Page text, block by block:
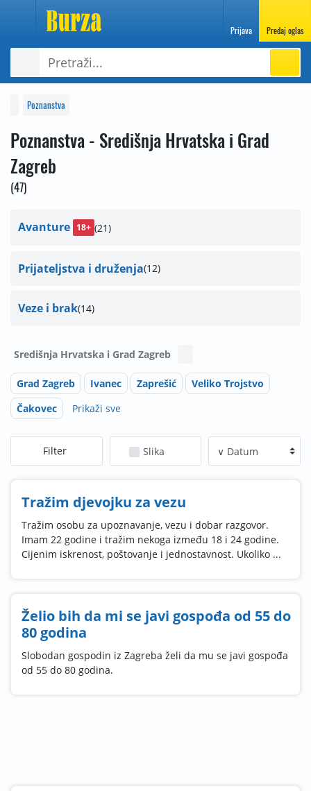
Prijava Predaj oglas
Poznanstva
Poznanstva - Središnja Hrvatska i Grad
Zagreb
47
Avanture 18+ 21
Prijateljstva i druženja 12
Veze i brak 14
Središnja Hrvatska i Grad Zagreb
Grad Zagreb Ivanec Zaprešić
Veliko Trojstvo
Čakovec
Prikaži sve
Filter Slika
Tražim djevojku za vezu
Tražim osobu za upoznavanje, vezu i dobar razgovor.
Imam 22 godine i tražim nekoga između 18 i 24 godine.
Cijenim iskrenost, poštovanje i jednostavnost. Ukoliko ...
Želio bih da mi se javi gospođa od 55 do
80 godina
Slobodan gospodin iz Zagreba želi da mu se javi gospođa
od 55 do 80 godina.